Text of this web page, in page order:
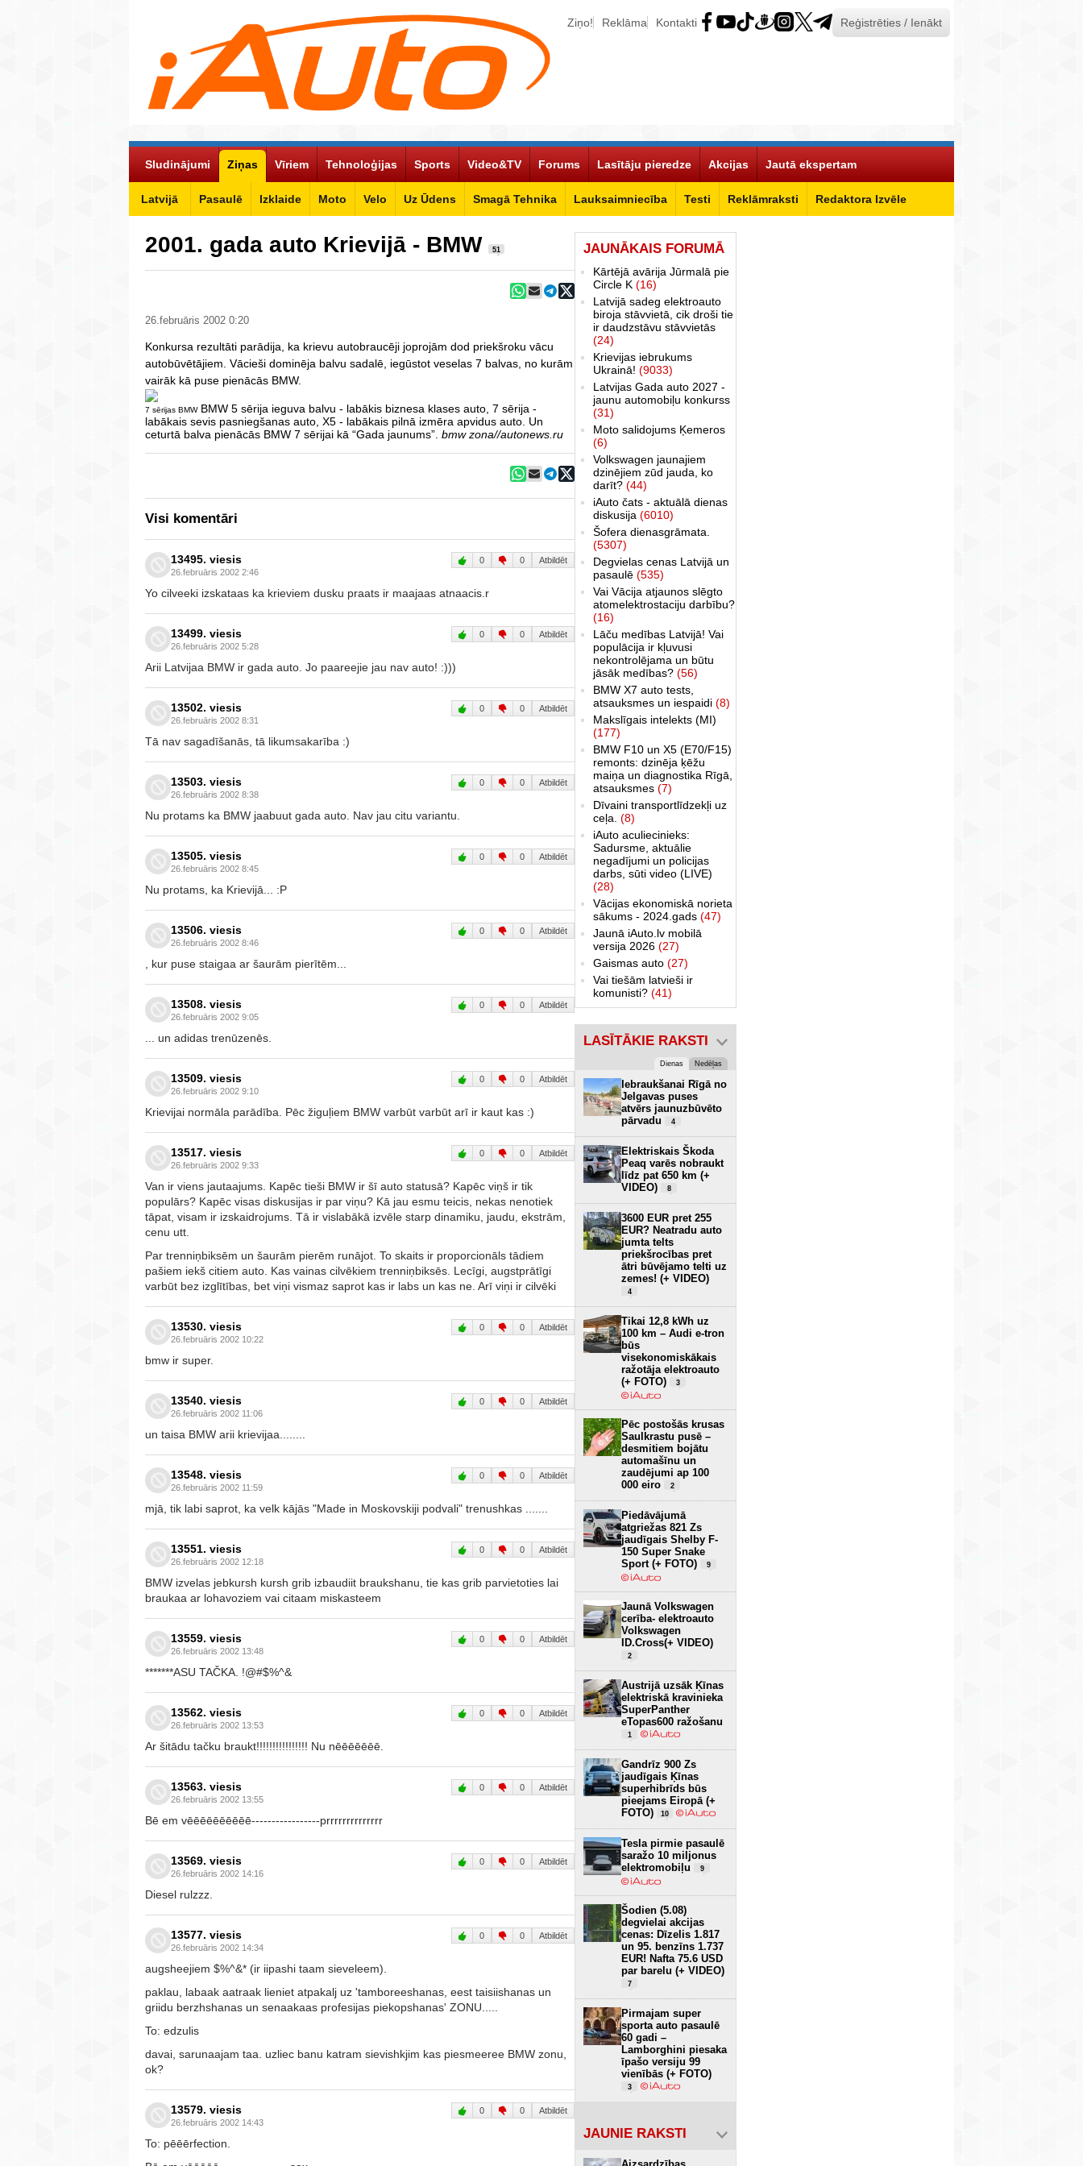
Ziņo! Reklāma Kontakti Reģistrēties / Ienākt
Sludinājumi Ziņas
Latvijā Pasaulē Izklaide Moto Velo Uz Ūdens Smagā Tehnika Lauksaimniecība Testi Reklāmraksti Redaktora Izvēle
Vīriem Tehnoloģijas Sports Video&TV Forums Lasītāju pieredze Akcijas Jautā ekspertam
2001. gada auto Krievijā - BMW 51
26.februāris 2002 0:20
Konkursa rezultāti parādija, ka krievu autobraucēji joprojām dod priekšroku vācu
autobūvētājiem. Vācieši dominēja balvu sadalē, iegūstot veselas 7 balvas, no kurām
vairāk kā puse pienācās BMW.
7 sērijas BMWBMW 5 sērija ieguva balvu - labākis biznesa klases auto, 7 sērija -
labākais sevis pasniegšanas auto, X5 - labākais pilnā izmēra apvidus auto. Un
ceturtā balva pienācās BMW 7 sērijai kā “Gada jaunums”. bmw zona//autonews.ru
Visi komentāri
13495. viesis
26.februāris 2002 2:46
0 0 Atbildēt
Yo cilveeki izskataas ka krieviem dusku praats ir maajaas atnaacis.r
13499. viesis
26.februāris 2002 5:28
0 0 Atbildēt
Arii Latvijaa BMW ir gada auto. Jo paareejie jau nav auto! :)))
13502. viesis
26.februāris 2002 8:31
0 0 Atbildēt
Tā nav sagadīšanās, tā likumsakarība :)
13503. viesis
26.februāris 2002 8:38
0 0 Atbildēt
Nu protams ka BMW jaabuut gada auto. Nav jau citu variantu.
13505. viesis
26.februāris 2002 8:45
0 0 Atbildēt
Nu protams, ka Krievijā... :P
13506. viesis
26.februāris 2002 8:46
0 0 Atbildēt
, kur puse staigaa ar šaurām pierītēm...
13508. viesis
26.februāris 2002 9:05
0 0 Atbildēt
... un adidas trenūzenēs.
13509. viesis
26.februāris 2002 9:10
0 0 Atbildēt
Krievijai normāla parādība. Pēc žiguļiem BMW varbūt varbūt arī ir kaut kas :)
13517. viesis
26.februāris 2002 9:33
0 0 Atbildēt
Van ir viens jautaajums. Kapēc tieši BMW ir šī auto statusā? Kapēc viņš ir tik
populārs? Kapēc visas diskusijas ir par viņu? Kā jau esmu teicis, nekas nenotiek
tāpat, visam ir izskaidrojums. Tā ir vislabākā izvēle starp dinamiku, jaudu, ekstrām,
cenu utt.
Par trenniņbiksēm un šaurām pierēm runājot. To skaits ir proporcionāls tādiem
pašiem iekš citiem auto. Kas vainas cilvēkiem trenniņbiksēs. Lecīgi, augstprātīgi
varbūt bez izglītības, bet viņi vismaz saprot kas ir labs un kas ne. Arī viņi ir cilvēki
13530. viesis
26.februāris 2002 10:22
0 0 Atbildēt
bmw ir super.
13540. viesis
26.februāris 2002 11:06
0 0 Atbildēt
un taisa BMW arii krievijaa........
13548. viesis
26.februāris 2002 11:59
0 0 Atbildēt
mjā, tik labi saprot, ka velk kājās "Made in Moskovskiji podvali" trenushkas .......
13551. viesis
26.februāris 2002 12:18
0 0 Atbildēt
BMW izvelas jebkursh kursh grib izbaudiit braukshanu, tie kas grib parvietoties lai
braukaa ar lohavoziem vai citaam miskasteem
13559. viesis
26.februāris 2002 13:48
0 0 Atbildēt
*******ASU TAČKA. !@#$%^&
13562. viesis
26.februāris 2002 13:53
0 0 Atbildēt
Ar šitādu tačku braukt!!!!!!!!!!!!!!!! Nu nēēēēēēē.
13563. viesis
26.februāris 2002 13:55
0 0 Atbildēt
Bē em vēēēēēēēēēē-----------------prrrrrrrrrrrrrr
13569. viesis
26.februāris 2002 14:16
0 0 Atbildēt
Diesel rulzzz.
13577. viesis
26.februāris 2002 14:34
0 0 Atbildēt
augsheejiem $%^&* (ir iipashi taam sieveleem).
paklau, labaak aatraak lieniet atpakalj uz 'tamboreeshanas, eest taisiishanas un
griidu berzhshanas un senaakaas profesijas piekopshanas' ZONU.....
To: edzulis
davai, sarunaajam taa. uzliec banu katram sievishkjim kas piesmeeree BMW zonu,
ok?
13579. viesis
26.februāris 2002 14:43
0 0 Atbildēt
To: pēēērfection.
JAUNĀKAIS FORUMĀ
Kārtējā avārija Jūrmalā pie
Circle K (16)
Latvijā sadeg elektroauto
biroja stāvvietā, cik droši tie
ir daudzstāvu stāvvietās
(24)
Krievijas iebrukums
Ukrainā! (9033)
Latvijas Gada auto 2027 -
jaunu automobiļu konkurss
(31)
Moto salidojums Ķemeros
(6)
Volkswagen jaunajiem
dzinējiem zūd jauda, ko
darīt? (44)
iAuto čats - aktuālā dienas
diskusija (6010)
Šofera dienasgrāmata.
(5307)
Degvielas cenas Latvijā un
pasaulē (535)
Vai Vācija atjaunos slēgto
atomelektrostaciju darbību?
(16)
Lāču medības Latvijā! Vai
populācija ir kļuvusi
nekontrolējama un būtu
jāsāk medības? (56)
BMW X7 auto tests,
atsauksmes un iespaidi (8)
Makslīgais intelekts (MI)
(177)
BMW F10 un X5 (E70/F15)
remonts: dzinēja ķēžu
maiņa un diagnostika Rīgā,
atsauksmes (7)
Dīvaini transportlīdzekļi uz
ceļa. (8)
iAuto aculiecinieks:
Sadursme, aktuālie
negadījumi un policijas
darbs, sūti video (LIVE)
(28)
Vācijas ekonomiskā norieta
sākums - 2024.gads (47)
Jaunā iAuto.lv mobilā
versija 2026 (27)
Gaismas auto (27)
Vai tiešām latvieši ir
komunisti? (41)
LASĪTĀKIE RAKSTI
Dienas Nedēļas
Iebraukšanai Rīgā no
Jelgavas puses
atvērs jaunuzbūvēto
pārvadu
4
Elektriskais Škoda
Peaq varēs nobraukt
līdz pat 650 km (+
VIDEO)
8
3600 EUR pret 255
EUR? Neatradu auto
jumta telts
priekšrocības pret
ātri būvējamo telti uz
zemes! (+ VIDEO)
4
Tikai 12,8 kWh uz
100 km – Audi e-tron
būs
visekonomiskākais
ražotāja elektroauto
(+ FOTO)
3
Pēc postošās krusas
Saulkrastu pusē –
desmitiem bojātu
automašīnu un
zaudējumi ap 100
000 eiro
2
Piedāvājumā
atgriežas 821 Zs
jaudīgais Shelby F-
150 Super Snake
Sport (+ FOTO)
9
Jaunā Volkswagen
cerība- elektroauto
Volkswagen
ID.Cross(+ VIDEO)
2
Austrijā uzsāk Ķīnas
elektriskā kravinieka
SuperPanther
eTopas600 ražošanu
1
Gandrīz 900 Zs
jaudīgais Ķīnas
superhibrīds būs
pieejams Eiropā (+
FOTO)
10
Tesla pirmie pasaulē
saražo 10 miljonus
elektromobiļu
9
Šodien (5.08)
degvielai akcijas
cenas: Dīzelis 1.817
un 95. benzīns 1.737
EUR! Nafta 75.6 USD
par barelu (+ VIDEO)
7
Pirmajam super
sporta auto pasaulē
60 gadi –
Lamborghini piesaka
īpašo versiju 99
vienībās (+ FOTO)
3
JAUNIE RAKSTI